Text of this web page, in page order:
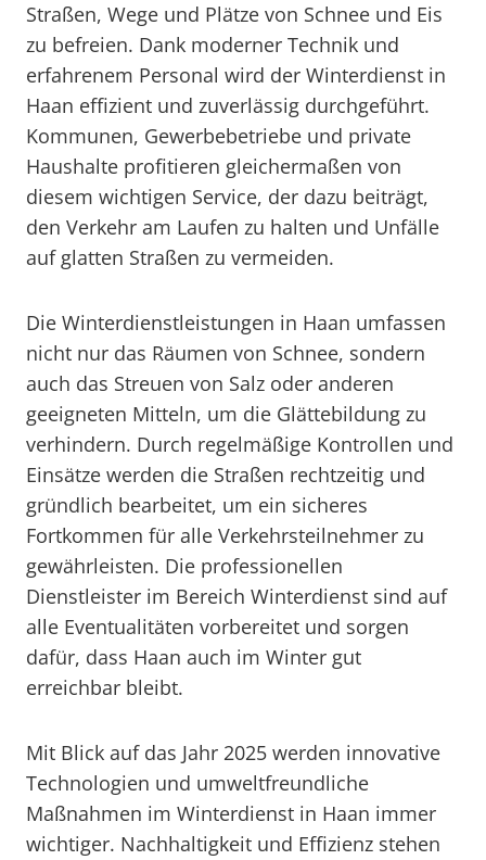
Straßen, Wege und Plätze von Schnee und Eis
zu befreien. Dank moderner Technik und
erfahrenem Personal wird der Winterdienst in
Haan effizient und zuverlässig durchgeführt.
Kommunen, Gewerbebetriebe und private
Haushalte profitieren gleichermaßen von
diesem wichtigen Service, der dazu beiträgt,
den Verkehr am Laufen zu halten und Unfälle
auf glatten Straßen zu vermeiden.
Die Winterdienstleistungen in Haan umfassen
nicht nur das Räumen von Schnee, sondern
auch das Streuen von Salz oder anderen
geeigneten Mitteln, um die Glättebildung zu
verhindern. Durch regelmäßige Kontrollen und
Einsätze werden die Straßen rechtzeitig und
gründlich bearbeitet, um ein sicheres
Fortkommen für alle Verkehrsteilnehmer zu
gewährleisten. Die professionellen
Dienstleister im Bereich Winterdienst sind auf
alle Eventualitäten vorbereitet und sorgen
dafür, dass Haan auch im Winter gut
erreichbar bleibt.
Mit Blick auf das Jahr 2025 werden innovative
Technologien und umweltfreundliche
Maßnahmen im Winterdienst in Haan immer
wichtiger. Nachhaltigkeit und Effizienz stehen